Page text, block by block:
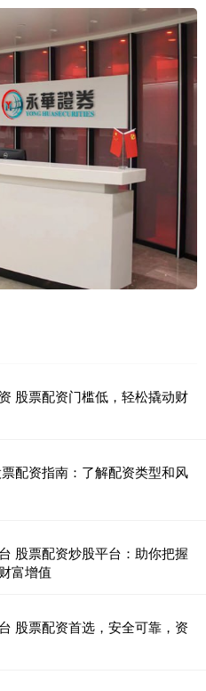
股票配资门槛低，轻松撬动财
配资指南：了解配资类型和风
股票配资炒股平台：助你把握
富增值
股票配资首选，安全可靠，资